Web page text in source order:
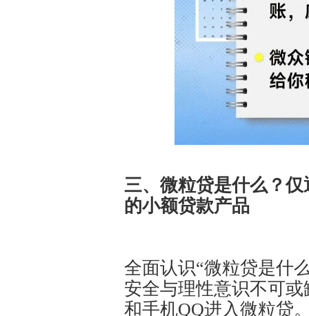
三、微粒贷是什么？
的小额贷款产品
全面认识“微粒贷是什
安全与理性意识不可
和手机QQ进入微粒贷